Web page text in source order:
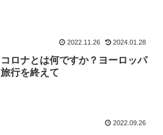
2022.11.26 2024.01.28
コロナとは何ですか？ヨーロッパ
旅行を終えて
2022.09.26